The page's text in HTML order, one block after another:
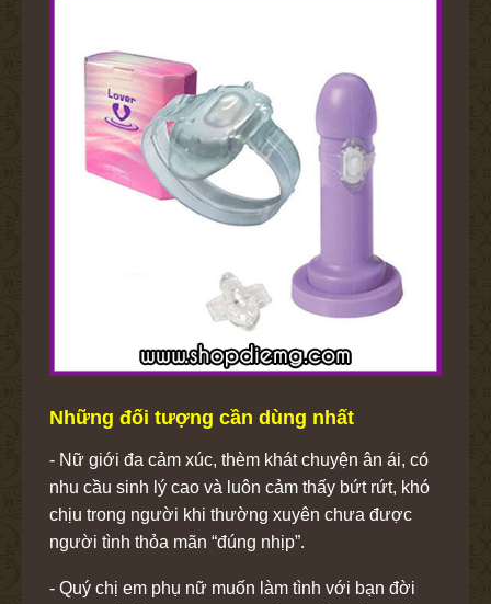
Những đối tượng cần dùng nhất
- Nữ giới đa cảm xúc, thèm khát chuyện ân ái, có
nhu cầu sinh lý cao và luôn cảm thấy bứt rứt, khó
chịu trong người khi thường xuyên chưa được
người tình thỏa mãn “đúng nhịp”.
- Quý chị em phụ nữ muốn làm tình với bạn đời